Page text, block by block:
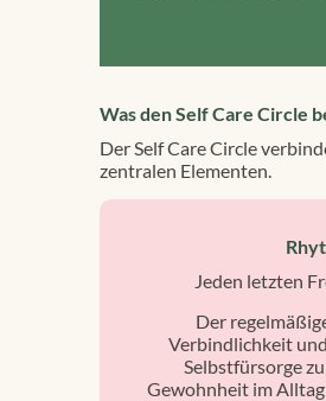
Was den Self Care Circle
Der Self Care Circle
zentralen Elementen.
Jeden letzten
Der
Verbindlichkeit
Selbstfürsorge
Gewohnheit im